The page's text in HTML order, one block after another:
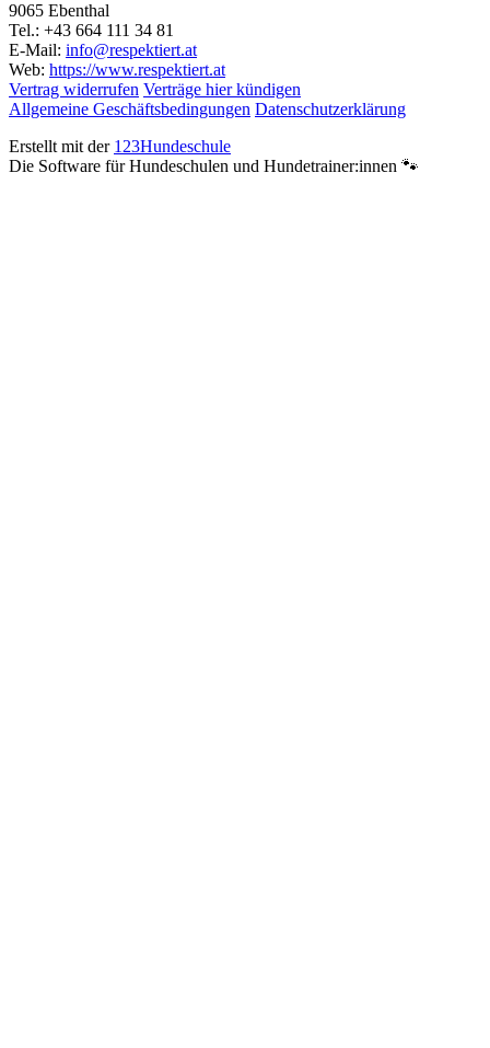
9065 Ebenthal
Tel.: +43 664 111 34 81
E-Mail: info@respektiert.at
Web: https://www.respektiert.at
Vertrag widerrufen Verträge hier kündigen
Allgemeine Geschäftsbedingungen Datenschutzerklärung
Erstellt mit der 123Hundeschule
Die Software für Hundeschulen und Hundetrainer:innen 🐾